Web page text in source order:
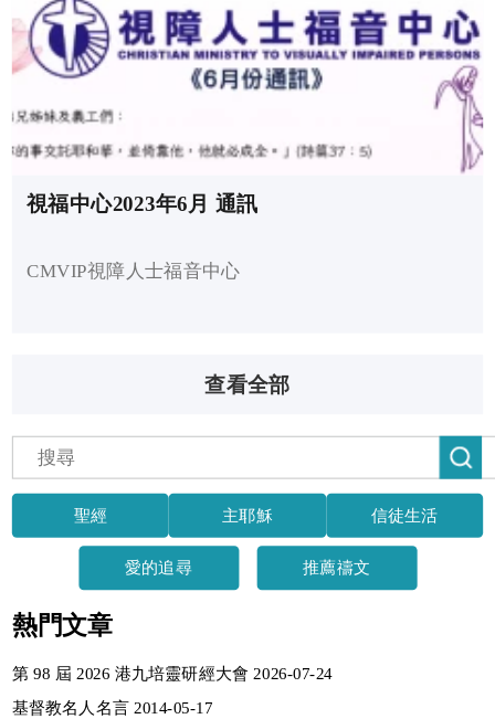
視福中心2023年6月 通訊
CMVIP視障人士福音中心
查看全部
聖經 主耶穌 信徒生活
愛的追尋 推薦禱文
熱門文章
第 98 屆 2026 港九培靈研經大會 2026-07-24
基督教名人名言 2014-05-17